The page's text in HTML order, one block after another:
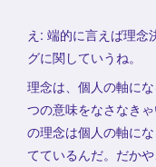
え: 端的に言えば理念
グに関していうね。
理念は、個人の軸に
つの意味をなさなき
の理念は個人の軸に
てているんだ。だか